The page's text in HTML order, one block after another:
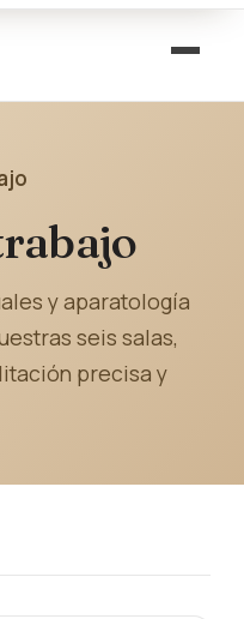
y aparatología
seis salas,
precisa y